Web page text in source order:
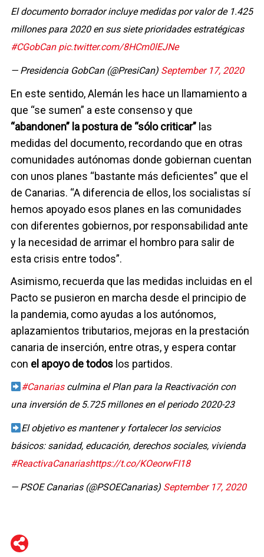
El documento borrador incluye medidas por valor de 1.425
millones para 2020 en sus siete prioridades estratégicas
#CGobCan pic.twitter.com/8HCm0lEJNe
— Presidencia GobCan (@PresiCan) September 17, 2020
En este sentido, Alemán les hace un llamamiento a
que “se sumen” a este consenso y que
“abandonen” la postura de “sólo criticar” las
medidas del documento, recordando que en otras
comunidades autónomas donde gobiernan cuentan
con unos planes “bastante más deficientes” que el
de Canarias. “A diferencia de ellos, los socialistas sí
hemos apoyado esos planes en las comunidades
con diferentes gobiernos, por responsabilidad ante
y la necesidad de arrimar el hombro para salir de
esta crisis entre todos”.
Asimismo, recuerda que las medidas incluidas en el
Pacto se pusieron en marcha desde el principio de
la pandemia, como ayudas a los autónomos,
aplazamientos tributarios, mejoras en la prestación
canaria de inserción, entre otras, y espera contar
con el apoyo de todos los partidos.
#Canariasculmina el Plan para la Reactivación con
una inversión de 5.725 millones en el periodo 2020-23
El objetivo es mantener y fortalecer los servicios
básicos: sanidad, educación, derechos sociales, vivienda
#ReactivaCanariashttps://t.co/KOeorwFI18
— PSOE Canarias (@PSOECanarias) September 17, 2020